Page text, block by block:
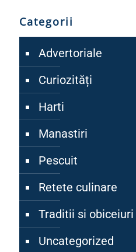
Categorii
Advertoriale
Curiozități
Harti
Manastiri
Pescuit
Retete culinare
Traditii si obiceiuri
Uncategorized